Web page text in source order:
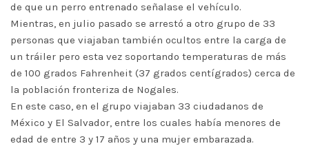
de que un perro entrenado señalase el vehículo.
Mientras, en julio pasado se arrestó a otro grupo de 33
personas que viajaban también ocultos entre la carga de
un tráiler pero esta vez soportando temperaturas de más
de 100 grados Fahrenheit (37 grados centígrados) cerca de
la población fronteriza de Nogales.
En este caso, en el grupo viajaban 33 ciudadanos de
México y El Salvador, entre los cuales había menores de
edad de entre 3 y 17 años y una mujer embarazada.